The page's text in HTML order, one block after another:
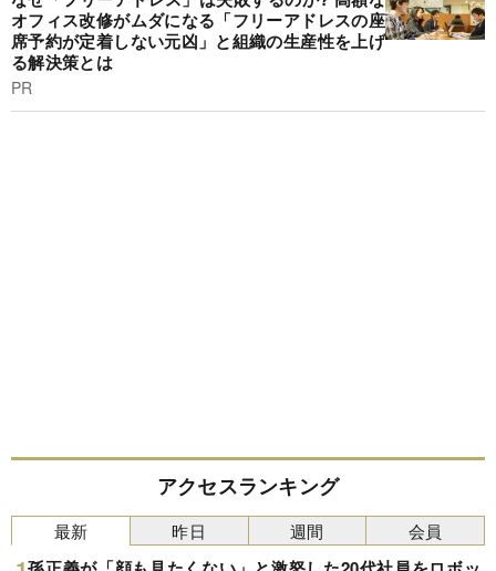
オフィス改修がムダになる「フリーアドレスの座
席予約が定着しない元凶」と組織の生産性を上げ
る解決策とは
PR
アクセスランキング
最新 昨日 週間 会員